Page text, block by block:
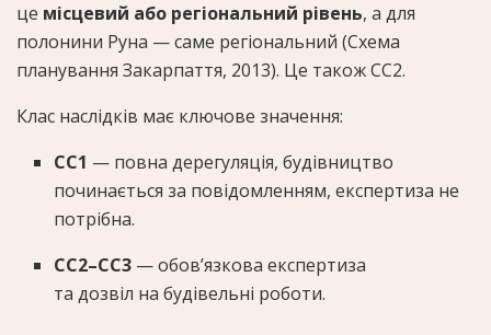
це місцевий або регіональний рівень, а для
полонини Руна — саме регіональний (Схема
планування Закарпаття, 2013). Це також СС2.
Клас наслідків має ключове значення:
СС1 — повна дерегуляція, будівництво
починається за повідомленням, експертиза не
потрібна.
СС2–СС3 — обов’язкова експертиза
та дозвіл на будівельні роботи.